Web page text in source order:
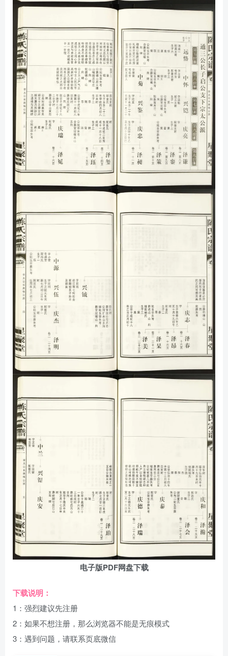
电子版PDF网盘下载
下载说明：
1：强烈建议先注册
2：如果不想注册，那么浏览器不能是无痕模式
3：遇到问题，请联系页底微信